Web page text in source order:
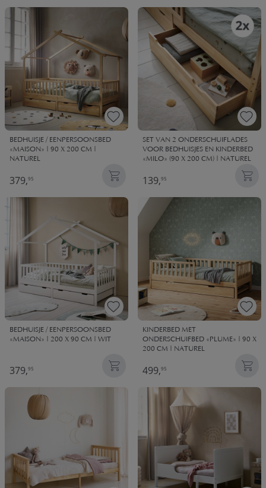
BEDHUISJE / EENPERSOONSBED
«MAISON» | 90 X 200 CM |
NATUREL
379,95
SET VAN 2 ONDERSCHUIFLADES
VOOR BEDHUISJES EN KINDERBED
«MILO» (90 X 200 CM) | NATUREL
139,95
BEDHUISJE / EENPERSOONSBED
«MAISON» | 200 X 90 CM | WIT
379,95
KINDERBED MET
ONDERSCHUIFBED «PLUME» | 90 X
200 CM | NATUREL
499,95